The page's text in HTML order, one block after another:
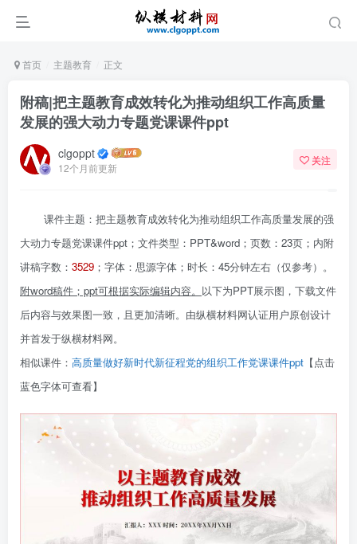
首页 主题教育 正文
附稿|把主题教育成效转化为推动组织工作高质量
发展的强大动力专题党课课件ppt
clgoppt
12个月前更新
关注
课件主题：把主题教育成效转化为推动组织工作高质量发展的强
大动力专题党课课件ppt；文件类型：PPT&word；页数：23页；内附
讲稿字数： 3529 ；字体：思源字体；时长：45分钟左右（仅参考）。
附word稿件；ppt可根据实际编辑内容。 以下为PPT展示图，下载文件
后内容与效果图一致，且更加清晰。由纵横材料网认证用户原创设计
并首发于纵横材料网。
相似课件： 高质量做好新时代新征程党的组织工作党课课件ppt 【点击
蓝色字体可查看】